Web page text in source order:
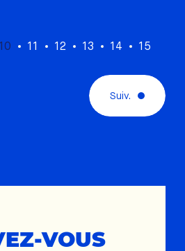
10 11 12 13 14 15
Suiv.
VOUS